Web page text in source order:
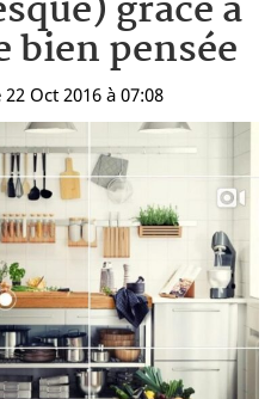
bien pensée
Oct 2016 à 07:08